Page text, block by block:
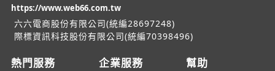
https://www.web66.com.tw
六六電商股份有限公司(統編28697248)
際標資訊科技股份有限公司(統編70398496)
熱門服務 企業服務 幫助